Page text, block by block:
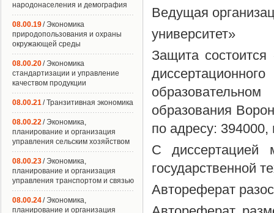
Ведущая
университет»
Защита
образования
по адресу:
С диссертацией
государственной
Автореферат
народонаселения и демография
08.00.19/ Экономика
природопользования и охраны
окружающей среды
08.00.20/ Экономика
стандартизации и управление
качеством продукции
08.00.21/ Транзитивная экономика
08.00.22/ Экономика,
планирование и организация
управления сельским хозяйством
08.00.23/ Экономика,
планирование и организация
управления транспортом и связью
08.00.24/ Экономика,
планирование и организация